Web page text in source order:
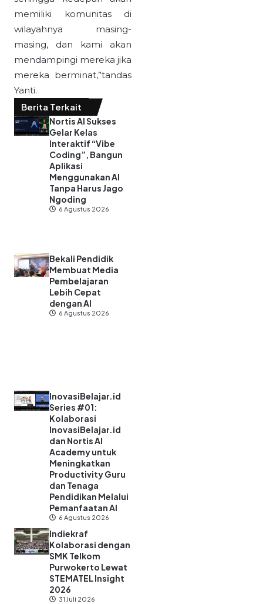
memiliki komunitas di
wilayahnya masing-
masing, dan kami akan
mendampingi mereka jika
mereka berminat,”tandas
Yanti.
Berita Terkait
Nortis AI Sukses
Gelar Kelas
Interaktif “Vibe
Coding”, Bangun
Aplikasi
Menggunakan AI
Tanpa Harus Jago
Ngoding
6 Agustus 2026
Bekali Pendidik
Membuat Media
Pembelajaran
Lebih Cepat
dengan AI
6 Agustus 2026
InovasiBelajar.id
Series #01:
Kolaborasi
InovasiBelajar.id
dan Nortis AI
Academy untuk
Meningkatkan
Productivity Guru
dan Tenaga
Pendidikan Melalui
Pemanfaatan AI
6 Agustus 2026
Indiekraf
Kolaborasi dengan
SMK Telkom
Purwokerto Lewat
STEMATEL Insight
2026
31 Juli 2026